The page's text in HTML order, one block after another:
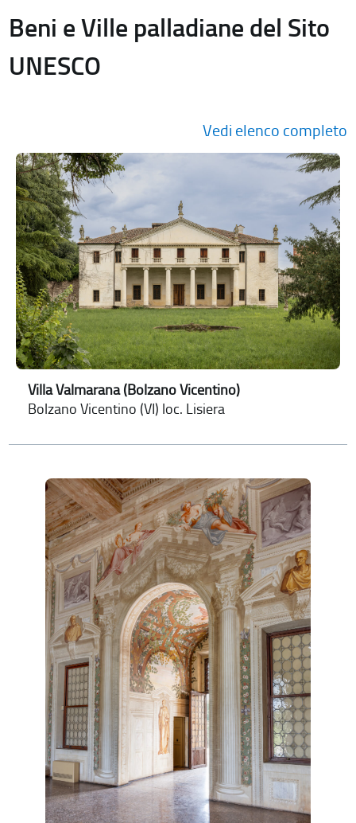
Beni e Ville palladiane del Sito
UNESCO
Vedi elenco completo
Villa Valmarana (Bolzano Vicentino)
Bolzano Vicentino (VI) loc. Lisiera